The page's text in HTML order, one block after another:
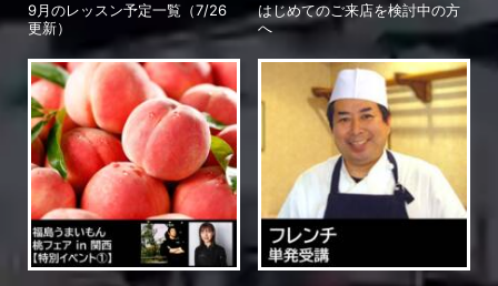
9月のレッスン予定一覧（7/26
更新）
はじめてのご来店を検討中の方
へ